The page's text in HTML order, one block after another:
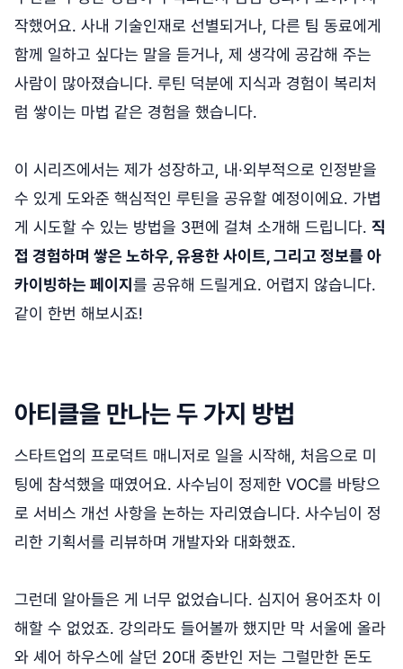
작했어요. 사내 기술인재로 선별되거나, 다른 팀 동료에게
함께 일하고 싶다는 말을 듣거나, 제 생각에 공감해 주는
사람이 많아졌습니다. 루틴 덕분에 지식과 경험이 복리처
럼 쌓이는 마법 같은 경험을 했습니다.
이 시리즈에서는 제가 성장하고, 내·외부적으로 인정받을
수 있게 도와준 핵심적인 루틴을 공유할 예정이에요. 가볍
게 시도할 수 있는 방법을 3편에 걸쳐 소개해 드립니다. 직
접 경험하며 쌓은 노하우, 유용한 사이트, 그리고 정보를 아
카이빙하는 페이지 를 공유해 드릴게요. 어렵지 않습니다.
같이 한번 해보시죠!
아티클을 만나는 두 가지 방법
스타트업의 프로덕트 매니저로 일을 시작해, 처음으로 미
팅에 참석했을 때였어요. 사수님이 정제한 VOC를 바탕으
로 서비스 개선 사항을 논하는 자리였습니다. 사수님이 정
리한 기획서를 리뷰하며 개발자와 대화했죠.
그런데 알아들은 게 너무 없었습니다. 심지어 용어조차 이
해할 수 없었죠. 강의라도 들어볼까 했지만 막 서울에 올라
와 셰어 하우스에 살던 20대 중반인 저는 그럴만한 돈도